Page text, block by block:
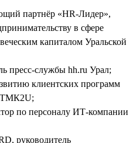
партнёр «HR-Лидер»,
в сфере
капиталом Уральской
пресс-службы hh.ru Урал;
клиентских программ
ТМК2U;
по персоналу ИТ-компании
руководитель